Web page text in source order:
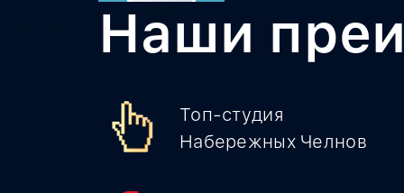
Наши
Топ-студия
Набережных Челнов